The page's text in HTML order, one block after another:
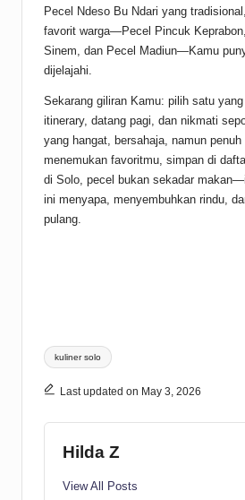
Pecel Ndeso Bu Ndari yang
favorit warga—Pecel Pincuk
Sinem, dan Pecel Madiun—Kamu
dijelajahi.
Sekarang giliran Kamu: pilih satu
itinerary, datang pagi, dan nikmati
yang hangat, bersahaja, namun
menemukan favoritmu, simpan di
di Solo, pecel bukan sekadar
ini menyapa, menyembuhkan rindu,
pulang.
Tags:
kuliner solo
Last updated on May 3, 2026
Hilda Z
View All Posts